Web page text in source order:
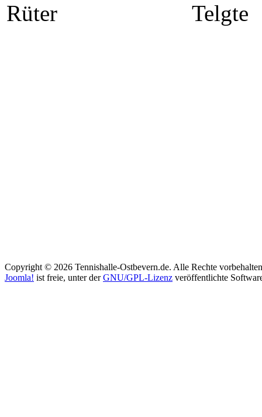
Rüter Telgte
Copyright © 2026 Tennishalle-Ostbevern.de. Alle Rechte
Joomla! ist freie, unter derGNU/GPL-Lizenz veröffentlichte